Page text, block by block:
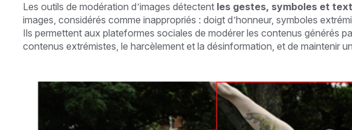
Les outils de modération d’images détectentles gestes, symboles et
images, considérés comme inappropriés : doigt d’honneur, symboles
Ils permettent aux plateformes sociales de modérer les contenus générés
contenus extrémistes, le harcèlement et la désinformation, et de maintenir